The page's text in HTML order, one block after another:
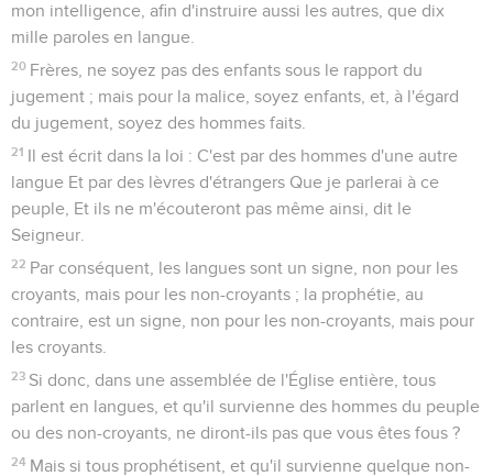
mon intelligence, afin d'instruire aussi les autres, que dix
mille paroles en langue.
20 Frères, ne soyez pas des enfants sous le rapport du
jugement ; mais pour la malice, soyez enfants, et, à l'égard
du jugement, soyez des hommes faits.
21 Il est écrit dans la loi : C'est par des hommes d'une autre
langue Et par des lèvres d'étrangers Que je parlerai à ce
peuple, Et ils ne m'écouteront pas même ainsi, dit le
Seigneur.
22 Par conséquent, les langues sont un signe, non pour les
croyants, mais pour les non-croyants ; la prophétie, au
contraire, est un signe, non pour les non-croyants, mais pour
les croyants.
23 Si donc, dans une assemblée de l'Église entière, tous
parlent en langues, et qu'il survienne des hommes du peuple
ou des non-croyants, ne diront-ils pas que vous êtes fous ?
24 Mais si tous prophétisent, et qu'il survienne quelque non-